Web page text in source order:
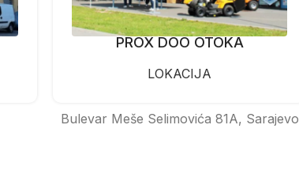
PROX DOO OTOKA
LOKACIJA
Bulevar Meše Selimovića 81A, Sarajevo